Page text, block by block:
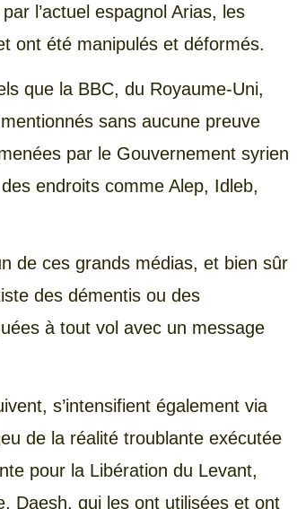
l’actuel espagnol Arias, les
ont été manipulés et déformés.
que la BBC, du Royaume-Uni,
sans aucune preuve
par le Gouvernement syrien
endroits comme Alep, Idleb,
de ces grands médias, et bien sûr
des démentis ou des
à tout vol avec un message
s’intensifient également via
de la réalité troublante exécutée
pour la Libération du Levant,
Daesh, qui les ont utilisées et ont